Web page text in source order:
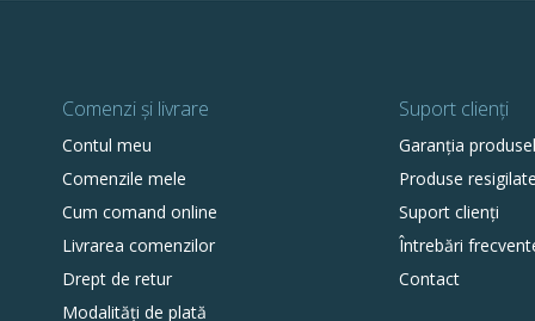
Comenzi și livrare
Contul meu
Comenzile mele
Cum comand online
Livrarea comenzilor
Drept de retur
Modalități de plată
Suport clienți
Garanția
Produse resigilate
Suport clienți
Întrebări
Contact